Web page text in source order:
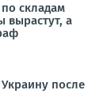
складам
вырастут, а
после